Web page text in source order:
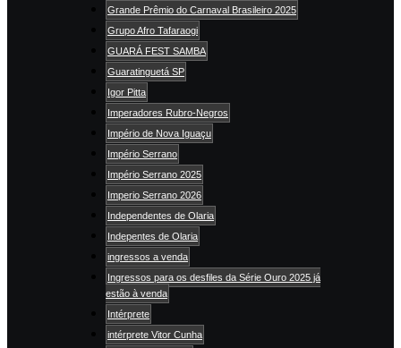
Grande Prêmio do Carnaval Brasileiro 2025
Grupo Afro Tafaraogi
GUARÁ FEST SAMBA
Guaratinguetá SP
Igor Pitta
Imperadores Rubro-Negros
Império de Nova Iguaçu
Império Serrano
Império Serrano 2025
Imperio Serrano 2026
Independentes de Olaria
Indepentes de Olaria
ingressos a venda
Ingressos para os desfiles da Série Ouro 2025 já
estão à venda
Intérprete
intérprete Vitor Cunha